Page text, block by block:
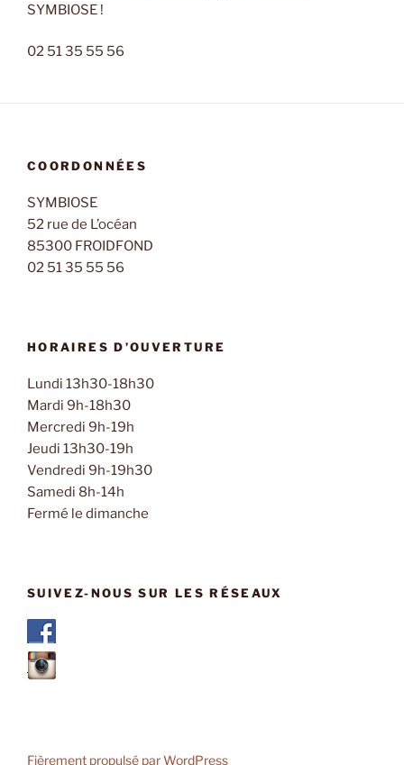
SYMBIOSE !
02 51 35 55 56
COORDONNÉES
SYMBIOSE
52 rue de L’océan
85300 FROIDFOND
02 51 35 55 56
HORAIRES D’OUVERTURE
Lundi 13h30-18h30
Mardi 9h-18h30
Mercredi 9h-19h
Jeudi 13h30-19h
Vendredi 9h-19h30
Samedi 8h-14h
Fermé le dimanche
SUIVEZ-NOUS SUR LES RÉSEAUX
Fièrement propulsé par WordPress